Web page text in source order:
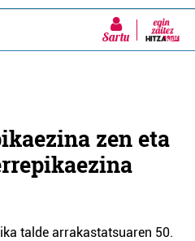
Sartu
zen eta
talde arrakastatsuaren 50.